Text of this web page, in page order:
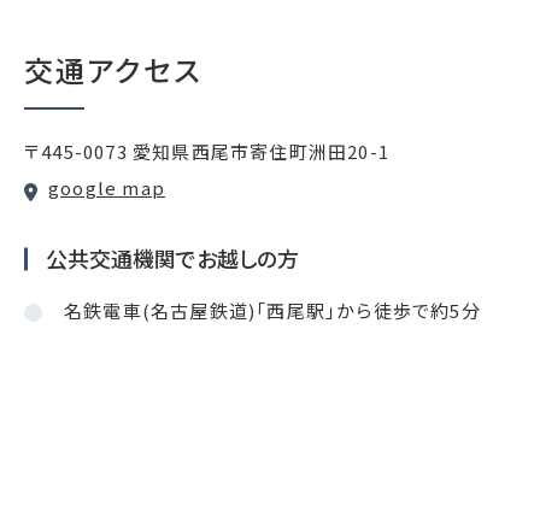
交通アクセス
〒445-0073 愛知県西尾市寄住町洲田20-1
google map
公共交通機関でお越しの方
名鉄電車(名古屋鉄道)「西尾駅」から徒歩で約5分